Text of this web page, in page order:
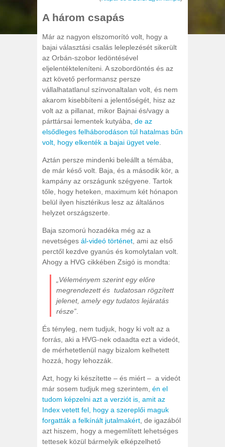
A három csapás
Már az nagyon elszomorító volt, hogy a
bajai választási csalás leleplezését sikerült
az Orbán-szobor ledöntésével
eljelentékteleníteni. A szobordöntés és az
azt követő performansz persze
vállalhatatlanul színvonaltalan volt, és nem
akarom kisebbíteni a jelentőségét, hisz az
volt az a pillanat, mikor Bajnai és/vagy a
párttársai lementek kutyába, de az
elsődleges felháborodáson túl hatalmas bűn
volt, hogy elkenték a bajai ügyet vele
Aztán persze mindenki beleállt a témába,
de már késő volt. Baja, és a második kör, a
kampány az országunk szégyene. Tartok
tőle, hogy heteken, maximum két hónapon
belül ilyen hisztérikus lesz az általános
helyzet országszerte.
Baja szomorú hozadéka még az a
nevetséges ál-videó történet , ami az első
perctől kezdve gyanús és komolytalan volt.
Ahogy a HVG cikkében Zsigó is mondta:
„Véleményem szerint egy előre
megrendezett és tudatosan rögzített
jelenet, amely egy tudatos lejáratás
része”
És tényleg, nem tudjuk, hogy ki volt az a
forrás, aki a HVG-nek odaadta ezt a videót,
de mérhetetlenül nagy bizalom kelhetett
hozzá, hogy lehozzák.
Azt, hogy ki készítette – és miért – a videót
már sosem tudjuk meg szerintem, én el
tudom képzelni azt a verziót is, amit az
Index vetett fel, hogy a szereplői maguk
forgatták a felkínált jutalmakért , de igazából
azt hiszem, hogy a megemlített lehetséges
tettesek közül bármelyik elképzelhető